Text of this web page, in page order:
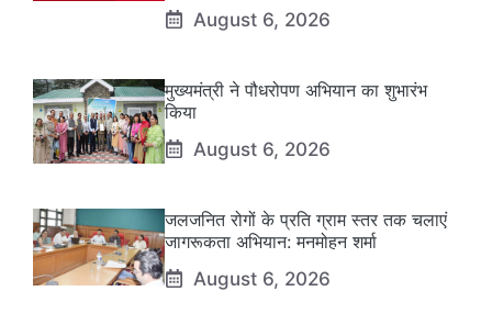
August 6, 2026
मुख्यमंत्री ने पौधरोपण अभियान का शुभारंभ
किया
August 6, 2026
जलजनित रोगों के प्रति ग्राम स्तर तक चलाएं
जागरूकता अभियान: मनमोहन शर्मा
August 6, 2026